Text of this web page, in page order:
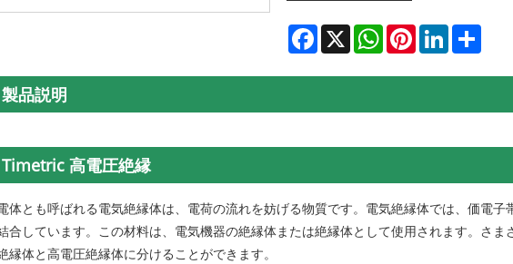
Facebook
X WhatsAppPinterestLinkedInShare
製品説明
Timetric 高電圧絶縁
体とも呼ばれる電気絶縁体は、電荷の流れを妨げる物質です。電気絶縁体では、価電子
合しています。この材料は、電気機器の絶縁体または絶縁体として使用されます。さ
縁体と高電圧絶縁体に分けることができます。